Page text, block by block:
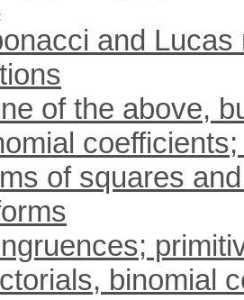
and
of the above,
of squares
binomial